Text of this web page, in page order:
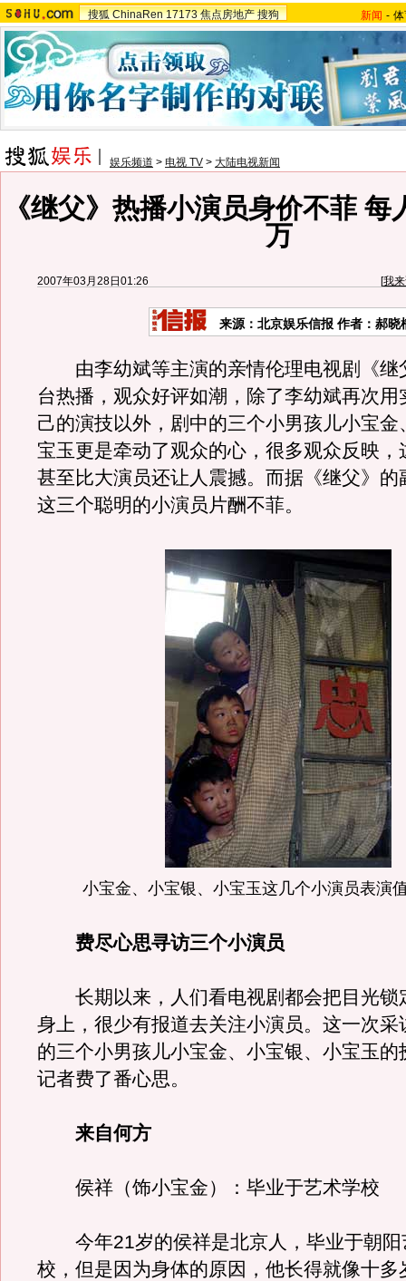
搜狐 ChinaRen 17173 焦点房地产 搜狗 新闻 -
娱乐频道 > 电视 TV > 大陆电视新闻
《继父》热播小演员身价不菲 每
万
2007年03月28日01:26 [我
来源：北京娱乐信报 作者：郝晓
由李幼斌等主演的亲情伦理电视剧《继
台热播，观众好评如潮，除了李幼斌再次用
己的演技以外，剧中的三个小男孩儿小宝金
宝玉更是牵动了观众的心，很多观众反映，
甚至比大演员还让人震撼。而据《继父》的
这三个聪明的小演员片酬不菲。
小宝金、小宝银、小宝玉这几个小演员表演
费尽心思寻访三个小演员
长期以来，人们看电视剧都会把目光锁
身上，很少有报道去关注小演员。这一次采
的三个小男孩儿小宝金、小宝银、小宝玉的
记者费了番心思。
来自何方
侯祥（饰小宝金）：毕业于艺术学校
今年21岁的侯祥是北京人，毕业于朝阳
校，但是因为身体的原因，他长得就像十多